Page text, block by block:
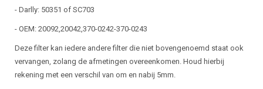
- Darlly: 50351 of SC703
- OEM: 20092,20042,370-0242-370-0243
Deze filter kan iedere andere filter die niet bovengenoemd staat ook
vervangen, zolang de afmetingen overeenkomen. Houd hierbij
rekening met een verschil van om en nabij 5mm.